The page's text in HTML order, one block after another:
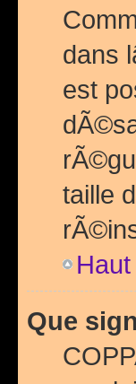
dans
est
taille
Haut
Que